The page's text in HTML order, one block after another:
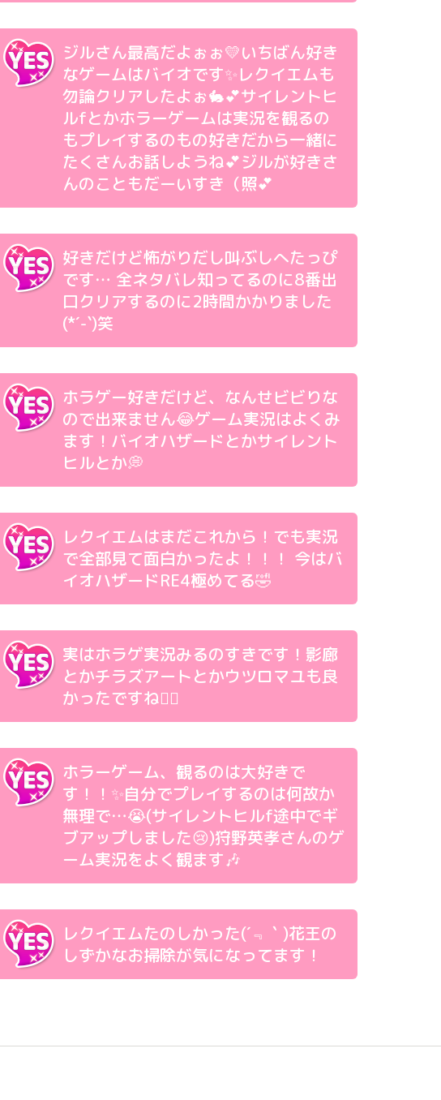
ジルさん最高だよぉぉ💛いちばん好き
なゲームはバイオです✨レクイエムも
勿論クリアしたよぉ🐇💕サイレントヒ
ルfとかホラーゲームは実況を観るの
もプレイするのもの好きだから一緒に
たくさんお話しようね💕ジルが好きさ
んのこともだーいすき（照💕
好きだけど怖がりだし叫ぶしへたっぴ
です… 全ネタバレ知ってるのに8番出
口クリアするのに2時間かかりました
(*´-`)笑
ホラゲー好きだけど、なんせビビりな
ので出来ません😂ゲーム実況はよくみ
ます！バイオハザードとかサイレント
ヒルとか💭
レクイエムはまだこれから！でも実況
で全部見て面白かったよ！！！ 今はバ
イオハザードRE4極めてる🤣
実はホラゲ実況みるのすきです！影廊
とかチラズアートとかウツロマユも良
かったですね🙂‍↕️
ホラーゲーム、観るのは大好きで
す！！✨️自分でプレイするのは何故か
無理で…😭(サイレントヒルf途中でギ
ブアップしました😢)狩野英孝さんのゲ
ーム実況をよく観ます🎶
レクイエムたのしかった(´﹃｀)花王の
しずかなお掃除が気になってます！